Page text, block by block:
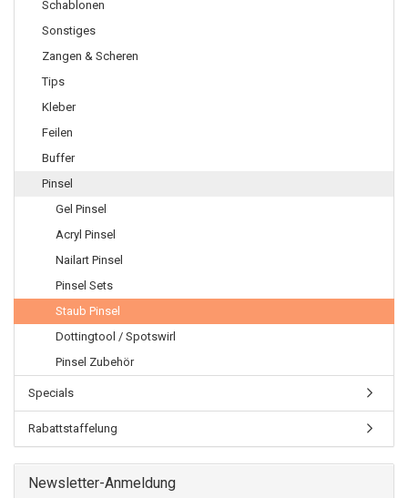
Schablonen
Sonstiges
Zangen & Scheren
Tips
Kleber
Feilen
Buffer
Pinsel
Gel Pinsel
Acryl Pinsel
Nailart Pinsel
Pinsel Sets
Staub Pinsel
Dottingtool / Spotswirl
Pinsel Zubehör
Specials
Rabattstaffelung
Newsletter-Anmeldung